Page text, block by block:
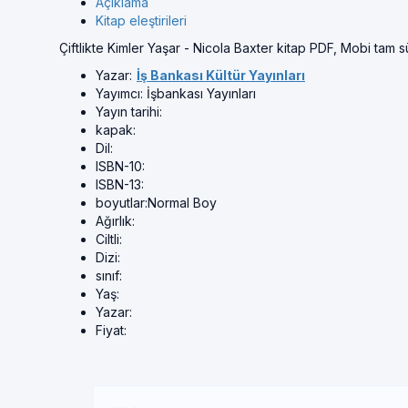
Kitap eleştirileri
Çiftlikte Kimler Yaşar - Nicola Baxter kitap PDF, Mobi tam
Yazar: İş Bankası Kültür Yayınları
Yayımcı: İşbankası Yayınları
Yayın tarihi:
kapak:
Dil:
ISBN-10:
ISBN-13:
boyutlar:Normal Boy
Ağırlık:
Ciltli:
Dizi:
sınıf:
Yaş:
Yazar:
Fiyat: